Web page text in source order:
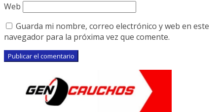
Web
Guarda mi nombre, correo electrónico y web en este
navegador para la próxima vez que comente.